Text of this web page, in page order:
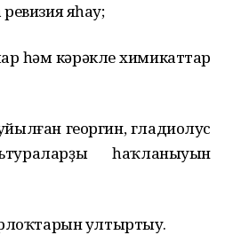
яһау;
һәм кәрәкле химикаттар
георгин, гладиолус
һаҡланыуын
ултыртыу.